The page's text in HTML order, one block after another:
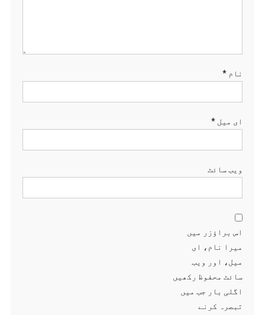
نام *
ای میل *
ویب‌ سائٹ
اس براؤزر میں
میرا نام، ای
میل، اور ویب
سائٹ محفوظ رکھیں
اگلی بار جب میں
تبصرہ کرنے